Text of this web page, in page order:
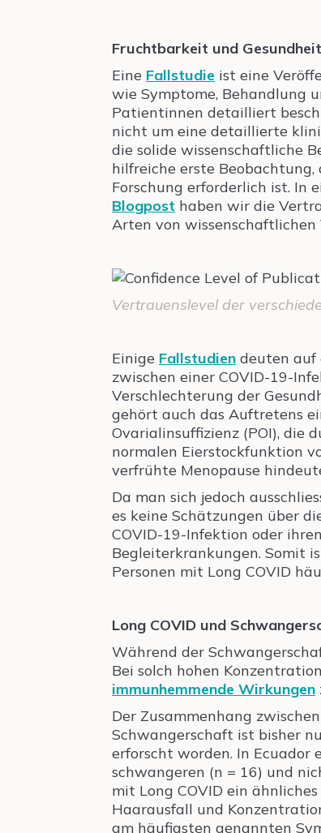
Fruchtbarkeit und
Eine Fallstudie ist eine
wie Symptome, Behandlung
Patientinnen detailliert
nicht um eine detaillierte
die solide wissenschaftliche
hilfreiche erste
Forschung erforderlich ist. In
Blogpost haben wir die
Arten von
Vertrauenslevel der
Einige Fallstudien deuten auf
zwischen einer COVID-19-
Verschlechterung der
gehört auch das Auftretens
Ovarialinsuffizienz (POI), die
normalen Eierstockfunktion
verfrühte Menopause
Da man sich jedoch
es keine Schätzungen über
COVID-19-Infektion oder
Begleiterkrankungen. Somit
Personen mit Long COVID
Long COVID und
Während der
Bei solch hohen
immunhemmende Wirkungen
Der Zusammenhang
Schwangerschaft ist bisher
erforscht worden. In Ecuador
schwangeren (n = 16) und
mit Long COVID ein
Haarausfall und
am häufigsten genannten